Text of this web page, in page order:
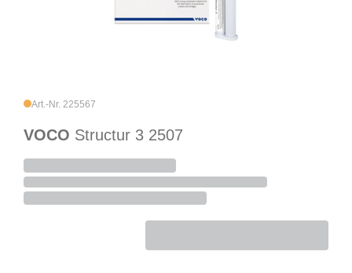
Art.-Nr. 225567
VOCO Structur 3 2507